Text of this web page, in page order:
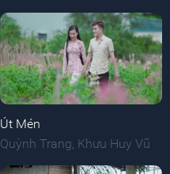
Út Mén
Quỳnh Trang Khưu Huy Vũ